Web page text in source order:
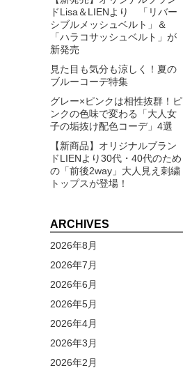
ドLisa＆LIENより 「リバー
シブルメッシュベルト」＆
「ハラコサッシュベルト」が
新発売
見た目も気分も涼しく！夏の
ブルーコーデ特集
グレー×ピンクは相性抜群！ピ
ンクの色味で変わる「大人女
子の垢抜け配色コーデ」4選
【新商品】オリジナルブラン
ドLIENより30代・40代のため
の「前後2way」大人見え刺繍
トップスが登場！
ARCHIVES
2026年8月
2026年7月
2026年6月
2026年5月
2026年4月
2026年3月
2026年2月